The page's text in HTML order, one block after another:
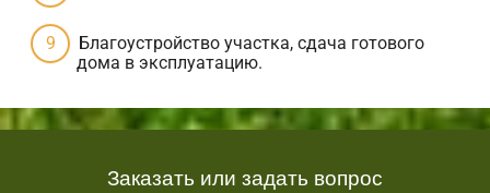
Благоустройство участка, сдача готового
дома в эксплуатацию.
Заказать или задать вопрос